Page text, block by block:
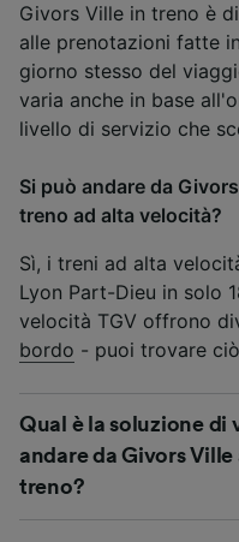
Givors Ville in treno è
alle prenotazioni fatte
giorno stesso del
varia anche in base
livello di servizio che
Si può andare da
treno ad alta velocità?
Sì, i treni ad alta
Lyon Part-Dieu in solo
velocità TGV offrono
bordo - puoi trovare
Qual è la soluzione di
andare da Givors
treno?